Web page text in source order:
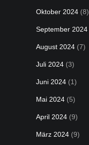
Oktober 2024 (8)
September 2024
August 2024 (7)
Juli 2024 (3)
Juni 2024 (1)
Mai 2024 (5)
April 2024 (9)
März 2024 (9)